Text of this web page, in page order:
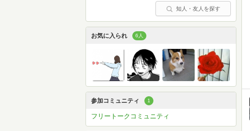
知人・友人を探す
お気に入られ 6人
参加コミュニティ 1
フリートークコミュニティ